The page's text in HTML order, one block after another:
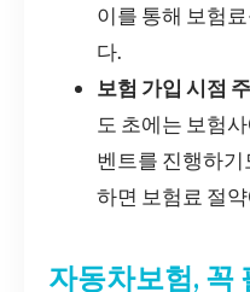
이를 통해 보험
다.
보험 가입 시점
도 초에는 보험
벤트를 진행하기
하면 보험료 절
자동차보험, 꼭